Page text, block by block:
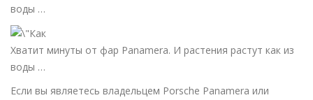
воды …
Хватит минуты от фар Panamera. И растения растут как из
воды …
Если вы являетесь владельцем Porsche Panamera или